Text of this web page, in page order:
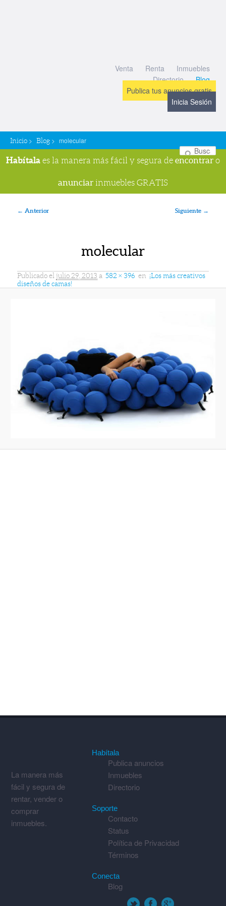
Venta Renta
Inmuebles
Directorio
Blog
Publica tus anuncios gratis
Inicia Sesión
Inicio > Blog > molecular
Habítala es la manera más fácil y segura de encontrar o
anunciar inmuebles GRATIS
Navegador de imágenes
← Anterior Siguiente →
molecular
Publicado el julio 29, 2013 a 582 × 396 en ¡Los más creativos
diseños de camas!
La manera más
fácil y segura de
rentar, vender o
comprar
inmuebles.
Habítala
Publica anuncios
Inmuebles
Directorio
Soporte
Contacto
Status
Política de Privacidad
Términos
Conecta
Blog